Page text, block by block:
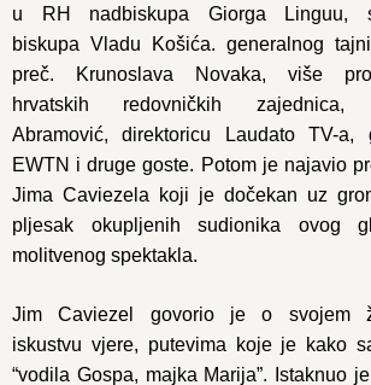
u RH nadbiskupa Giorga Linguu,
biskupa Vladu Košića. generalnog
preč. Krunoslava Novaka, više
hrvatskih redovničkih zajednica,
Abramović, direktoricu Laudato TV-a,
EWTN i druge goste. Potom je najavio
Jima Caviezela koji je dočekan uz
pljesak okupljenih sudionika ovog
molitvenog spektakla.
Jim Caviezel govorio je o svojem
iskustvu vjere, putevima koje je kako
“vodila Gospa, majka Marija”. Istaknuo